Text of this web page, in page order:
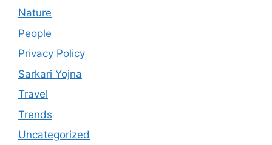
Nature
People
Privacy Policy
Sarkari Yojna
Travel
Trends
Uncategorized